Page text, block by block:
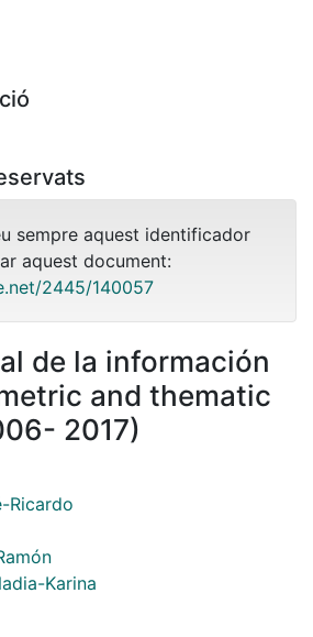
sempre aquest identificador
aquest document:
2445/140057
de la información
and thematic
2017)
Ricardo
Karina